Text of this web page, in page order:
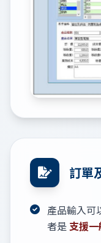
訂單
產品輸入可
者是 支援